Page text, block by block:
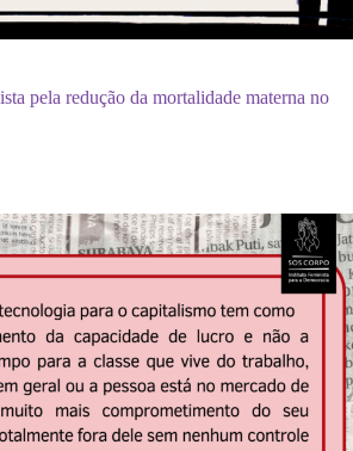
pela redução da mortalidade materna no